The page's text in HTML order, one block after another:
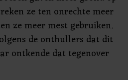
ze ten onrechte meer
ze meer mest gebruiken.
de onthullers dat dit
ontkende dat tegenover